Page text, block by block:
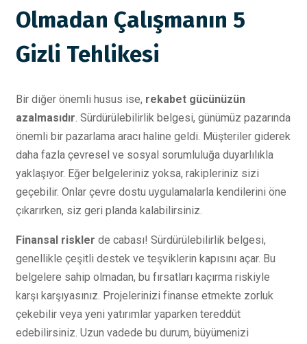
Olmadan Çalışmanın 5
Gizli Tehlikesi
Bir diğer önemli husus ise, rekabet gücünüzün
azalmasıdır. Sürdürülebilirlik belgesi, günümüz pazarında
önemli bir pazarlama aracı haline geldi. Müşteriler giderek
daha fazla çevresel ve sosyal sorumluluğa duyarlılıkla
yaklaşıyor. Eğer belgeleriniz yoksa, rakipleriniz sizi
geçebilir. Onlar çevre dostu uygulamalarla kendilerini öne
çıkarırken, siz geri planda kalabilirsiniz.
Finansal riskler de cabası! Sürdürülebilirlik belgesi,
genellikle çeşitli destek ve teşviklerin kapısını açar. Bu
belgelere sahip olmadan, bu fırsatları kaçırma riskiyle
karşı karşıyasınız. Projelerinizi finanse etmekte zorluk
çekebilir veya yeni yatırımlar yaparken tereddüt
edebilirsiniz. Uzun vadede bu durum, büyümenizi